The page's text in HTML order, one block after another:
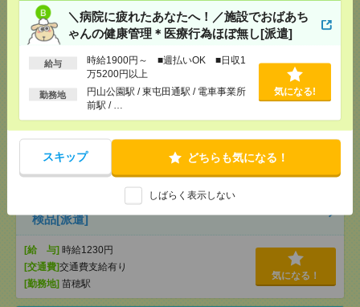
＼病院に疲れたあなたへ！／施設でおばあち
ゃんの健康管理＊医療行為ほぼ無し[派遣]
給与
時給1900円～ ■週払いOK ■日収1
万5200円以上
勤務地
円山公園駅 / 東屯田通駅 / 電車事業所
前駅 / …
気になる!
スキップ どちらも気になる！
しばらく表示しない
[月収例]
25～30万円
[勤務地]
さっぽろ駅から徒歩4分 /大通駅から徒歩4
分
札幌駅から徒歩4分
気になる！
データ入力スタッフ◆週3日・1日4h～OK／30～50代
活躍中！／残業なし[アルバイト]
[給 与]時給1,150円～
[勤務地]北海道札幌市東区北5条東8丁目1-33（最寄
り駅：東区役所前駅、バスセンター前駅、苗穂駅）
気になる！
給与即払いOK！高時給！平日休み！青果の袋詰め、
検品[派遣]
[給 与] 時給1230円
[交通費]交通費支給有り
[勤務地] 苗穂駅
気になる！